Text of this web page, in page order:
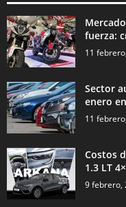
fuerza:
11
Sector
enero
11
Costos
1.3 LT
9 febrero,